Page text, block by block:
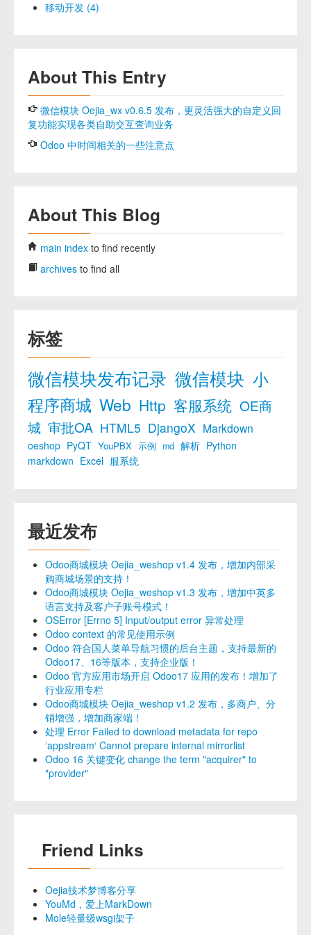
移动开发 (4)
About This Entry
微信模块 Oejia_wx v0.6.5 发布，更灵活强大的自定义回
复功能实现各类自助交互查询业务
Odoo 中时间相关的一些注意点
About This Blog
main index to find recently
archives to find all
标签
微信模块发布记录 微信模块 小
程序商城 Web Http 客服系统 OE商
城 审批OA HTML5 DjangoX Markdown
oeshop PyQT YouPBX 示例 md 解析 Python
markdown Excel 服系统
最近发布
Odoo商城模块 Oejia_weshop v1.4 发布，增加内部采
购商城场景的支持！
Odoo商城模块 Oejia_weshop v1.3 发布，增加中英多
语言支持及客户子账号模式！
OSError [Errno 5] Input/output error 异常处理
Odoo context 的常见使用示例
Odoo 符合国人菜单导航习惯的后台主题，支持最新的
Odoo17、16等版本，支持企业版！
Odoo 官方应用市场开启 Odoo17 应用的发布！增加了
行业应用专栏
Odoo商城模块 Oejia_weshop v1.2 发布，多商户、分
销增强，增加商家端！
处理 Error Failed to download metadata for repo
‘appstream‘ Cannot prepare internal mirrorlist
Odoo 16 关键变化 change the term "acquirer" to
"provider"
Friend Links
Oejia技术梦博客分享
YouMd，爱上MarkDown
Mole轻量级wsgi架子